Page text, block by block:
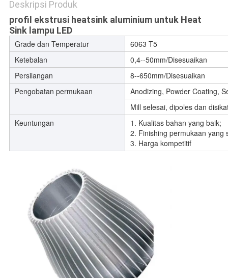
Deskripsi Produk
profil ekstrusi heatsink aluminium untuk Heat
Sink lampu LED
Grade dan Temperatur
6063 T5
Ketebalan
0,4--50mm/Disesuaikan
Persilangan
8--650mm/Disesuaikan
Pengobatan permukaan
Anodizing, Powder Coating,
Mill selesai, dipoles dan
Keuntungan
1. Kualitas bahan yang baik;
2. Finishing permukaan yang
3. Harga kompetitif